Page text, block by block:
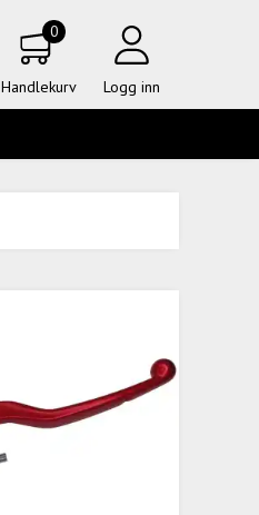
0
Handlekurv Logg inn